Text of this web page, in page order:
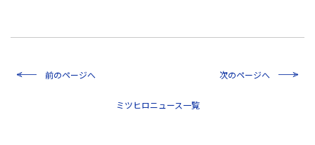
前のページへ
一覧
次のページへ